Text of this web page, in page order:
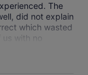
The
did not explain
which wasted
with no
told us we can
on